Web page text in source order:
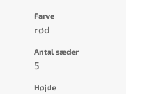
Farve
rød
Antal sæder
5
Højde